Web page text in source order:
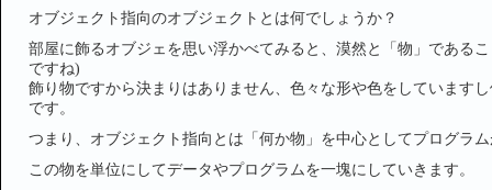
オブジェクト指向のオブジェクトとは何でしょうか？
部屋に飾るオブジェを思い浮かべてみると、漠然と「物」である
ですね)
飾り物ですから決まりはありません、色々な形や色をしています
です。
つまり、オブジェクト指向とは「何か物」を中心としてプログラ
この物を単位にしてデータやプログラムを一塊にしていきます。